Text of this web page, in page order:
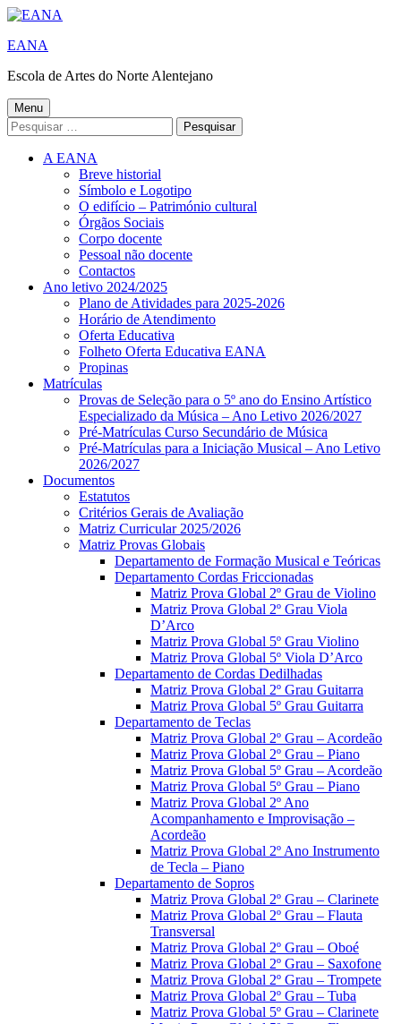
Saltar
o
EANA
Escola de Artes do Norte Alentejano
Menu
principal
Menu
Pesquisar
por:
A EANA
Breve historial
Símbolo e Logotipo
O edifício – Património cultural
Órgãos Sociais
Corpo docente
Pessoal não docente
Contactos
Ano letivo 2024/2025
Plano de Atividades para 2025-2026
Horário de Atendimento
Oferta Educativa
Folheto Oferta Educativa EANA
Propinas
Matrículas
Provas de Seleção para o 5º ano do Ensino Artístico
Especializado da Música – Ano Letivo 2026/2027
Pré-Matrículas Curso Secundário de Música
Pré-Matrículas para a Iniciação Musical – Ano Letivo
2026/2027
Documentos
Estatutos
Critérios Gerais de Avaliação
Matriz Curricular 2025/2026
Matriz Provas Globais
Departamento de Formação Musical e Teóricas
Departamento Cordas Friccionadas
Matriz Prova Global 2º Grau de Violino
Matriz Prova Global 2º Grau Viola
D’Arco
Matriz Prova Global 5º Grau Violino
Matriz Prova Global 5º Viola D’Arco
Departamento de Cordas Dedilhadas
Matriz Prova Global 2º Grau Guitarra
Matriz Prova Global 5º Grau Guitarra
Departamento de Teclas
Matriz Prova Global 2º Grau – Acordeão
Matriz Prova Global 2º Grau – Piano
Matriz Prova Global 5º Grau – Acordeão
Matriz Prova Global 5º Grau – Piano
Matriz Prova Global 2º Ano
Acompanhamento e Improvisação –
Acordeão
Matriz Prova Global 2º Ano Instrumento
de Tecla – Piano
Departamento de Sopros
Matriz Prova Global 2º Grau – Clarinete
Matriz Prova Global 2º Grau – Flauta
Transversal
Matriz Prova Global 2º Grau – Oboé
Matriz Prova Global 2º Grau – Saxofone
Matriz Prova Global 2º Grau – Trompete
Matriz Prova Global 2º Grau – Tuba
Matriz Prova Global 5º Grau – Clarinete